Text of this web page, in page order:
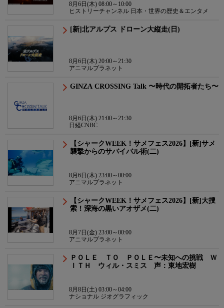
8月6日(木) 08:00～10:00
ヒストリーチャンネル 日本・世界の歴史＆エンタメ
[新]北アルプス ドローン大縦走(日)
8月6日(木) 20:00～21:30
アニマルプラネット
GINZA CROSSING Talk 〜時代の開拓者たち〜
8月6日(木) 21:00～21:30
日経CNBC
【シャークWEEK！サメフェス2026】[新]サメ
襲撃からのサバイバル術(二)
8月6日(木) 23:00～00:00
アニマルプラネット
【シャークWEEK！サメフェス2026】[新]大捜
索！深海の黒いアオザメ(二)
8月7日(金) 23:00～00:00
アニマルプラネット
ＰＯＬＥ ＴＯ ＰＯＬＥ〜未知への挑戦 Ｗ
ＩＴＨ ウィル・スミス 声：東地宏樹
8月8日(土) 03:00～04:00
ナショナル ジオグラフィック